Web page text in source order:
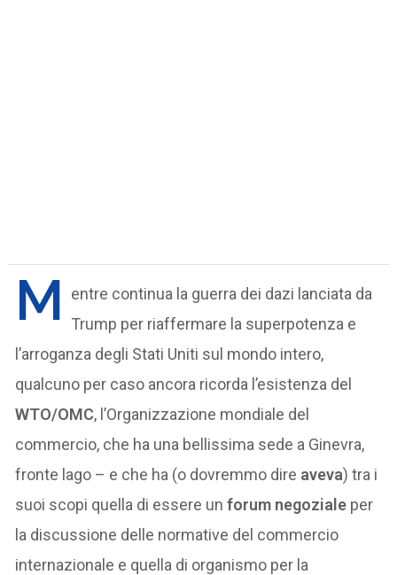
M
entre continua la guerra dei dazi lanciata da
Trump per riaffermare la superpotenza e
l’arroganza degli Stati Uniti sul mondo intero,
qualcuno per caso ancora ricorda l’esistenza del
WTO/OMC, l’Organizzazione mondiale del
commercio, che ha una bellissima sede a Ginevra,
fronte lago – e che ha (o dovremmo dire aveva) tra i
suoi scopi quella di essere unforum negoziale per
la discussione delle normative del commercio
internazionale e quella di organismo per la